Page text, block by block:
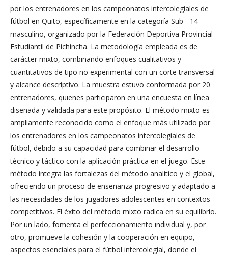
por los entrenadores en los campeonatos intercolegiales de
fútbol en Quito, específicamente en la categoría Sub - 14
masculino, organizado por la Federación Deportiva Provincial
Estudiantil de Pichincha. La metodología empleada es de
carácter mixto, combinando enfoques cualitativos y
cuantitativos de tipo no experimental con un corte transversal
y alcance descriptivo. La muestra estuvo conformada por 20
entrenadores, quienes participaron en una encuesta en línea
diseñada y validada para este propósito. El método mixto es
ampliamente reconocido como el enfoque más utilizado por
los entrenadores en los campeonatos intercolegiales de
fútbol, debido a su capacidad para combinar el desarrollo
técnico y táctico con la aplicación práctica en el juego. Este
método integra las fortalezas del método analítico y el global,
ofreciendo un proceso de enseñanza progresivo y adaptado a
las necesidades de los jugadores adolescentes en contextos
competitivos. El éxito del método mixto radica en su equilibrio.
Por un lado, fomenta el perfeccionamiento individual y, por
otro, promueve la cohesión y la cooperación en equipo,
aspectos esenciales para el fútbol intercolegial, donde el